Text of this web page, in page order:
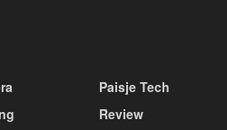
Paisje Tech
Review